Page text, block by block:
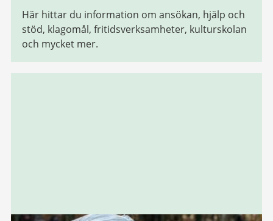
Här hittar du information om ansökan, hjälp och
stöd, klagomål, fritidsverksamheter, kulturskolan
och mycket mer.